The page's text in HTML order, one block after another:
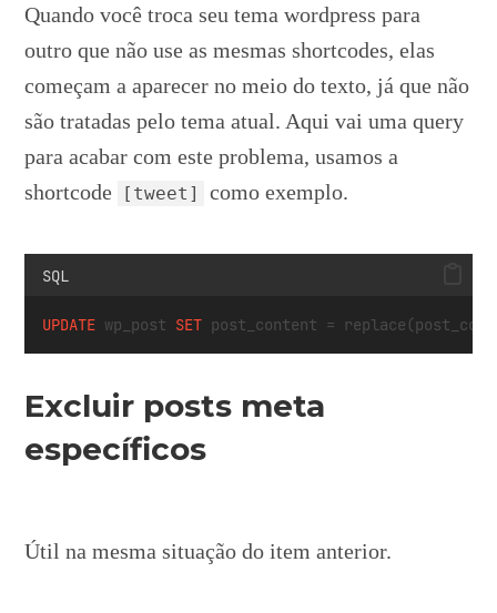
Quando você troca seu tema wordpress para
outro que não use as mesmas shortcodes, elas
começam a aparecer no meio do texto, já que não
são tratadas pelo tema atual. Aqui vai uma query
para acabar com este problema, usamos a
shortcode
[tweet] como exemplo.
SQL
UPDATE wp_post SET post_content =
Excluir posts meta
específicos
Útil na mesma situação do item anterior.